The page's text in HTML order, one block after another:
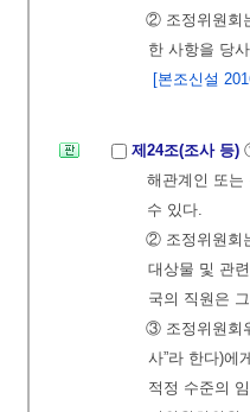
② 조정위원회
한 사항을 당
[본조신설
제24조(조사 등)
해관계인 또는
수 있다.
② 조정위원회
대상물 및 관
국의 직원은
③ 조정위원회
사”라 한다)에
적정 수준의